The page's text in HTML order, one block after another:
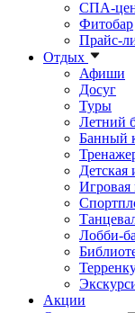
СПА-
Фитобар
Прайс-
Отдых
Афиши
Досуг
Туры
Летний
Банный
Детская
Игровая
Лобби-
Акции